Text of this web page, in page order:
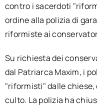
contro i sacerdoti
ordine alla polizia di
riformiste ai
Su richiesta dei
dal Patriarca Maxim, i
"riformisti" dalle chiese,
culto. La polizia ha